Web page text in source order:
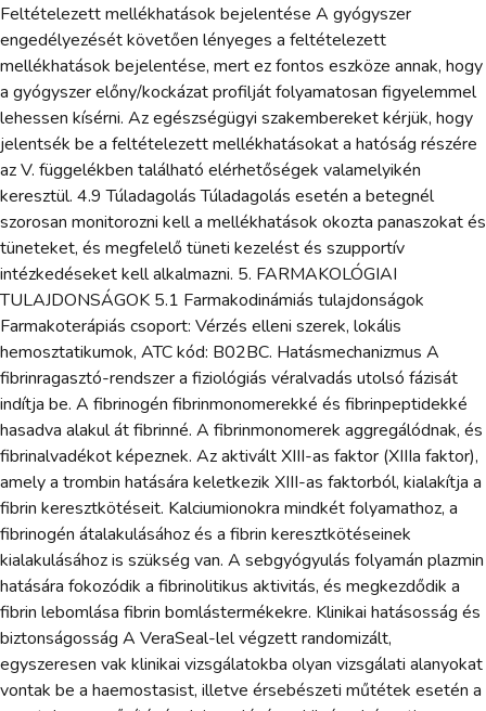
Feltételezett mellékhatások bejelentése A gyógyszer
engedélyezését követően lényeges a feltételezett
mellékhatások bejelentése, mert ez fontos eszköze annak, hogy
a gyógyszer előny/kockázat profilját folyamatosan figyelemmel
lehessen kísérni. Az egészségügyi szakembereket kérjük, hogy
jelentsék be a feltételezett mellékhatásokat a hatóság részére
az V. függelékben található elérhetőségek valamelyikén
keresztül. 4.9 Túladagolás Túladagolás esetén a betegnél
szorosan monitorozni kell a mellékhatások okozta panaszokat és
tüneteket, és megfelelő tüneti kezelést és szupportív
intézkedéseket kell alkalmazni. 5. FARMAKOLÓGIAI
TULAJDONSÁGOK 5.1 Farmakodinámiás tulajdonságok
Farmakoterápiás csoport: Vérzés elleni szerek, lokális
hemosztatikumok, ATC kód: B02BC. Hatásmechanizmus A
fibrinragasztó-rendszer a fiziológiás véralvadás utolsó fázisát
indítja be. A fibrinogén fibrinmonomerekké és fibrinpeptidekké
hasadva alakul át fibrinné. A fibrinmonomerek aggregálódnak, és
fibrinalvadékot képeznek. Az aktivált XIII-as faktor (XIIIa faktor),
amely a trombin hatására keletkezik XIII-as faktorból, kialakítja a
fibrin keresztkötéseit. Kalciumionokra mindkét folyamathoz, a
fibrinogén átalakulásához és a fibrin keresztkötéseinek
kialakulásához is szükség van. A sebgyógyulás folyamán plazmin
hatására fokozódik a fibrinolitikus aktivitás, és megkezdődik a
fibrin lebomlása fibrin bomlástermékekre. Klinikai hatásosság és
biztonságosság A VeraSeal-lel végzett randomizált,
egyszeresen vak klinikai vizsgálatokba olyan vizsgálati alanyokat
vontak be a haemostasist, illetve érsebészeti műtétek esetén a